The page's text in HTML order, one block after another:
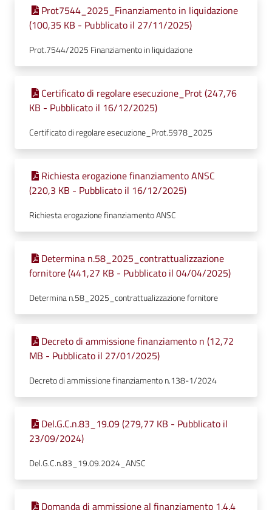
Prot7544_2025_Finanziamento in liquidazione
(100,35 KB - Pubblicato il 27/11/2025)
Prot.7544/2025 Finanziamento in liquidazione
Certificato di regolare esecuzione_Prot (247,76
KB - Pubblicato il 16/12/2025)
Certificato di regolare esecuzione_Prot.5978_2025
Richiesta erogazione finanziamento ANSC
(220,3 KB - Pubblicato il 16/12/2025)
Richiesta erogazione finanziamento ANSC
Determina n.58_2025_contrattualizzazione
fornitore (441,27 KB - Pubblicato il 04/04/2025)
Determina n.58_2025_contrattualizzazione fornitore
Decreto di ammissione finanziamento n (12,72
MB - Pubblicato il 27/01/2025)
Decreto di ammissione finanziamento n.138-1/2024
Del.G.C.n.83_19.09 (279,77 KB - Pubblicato il
23/09/2024)
Del.G.C.n.83_19.09.2024_ANSC
Domanda di ammissione al finanziamento 1.4.4